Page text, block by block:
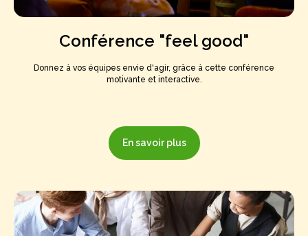
Conférence "feel good"
Donnez à vos équipes envie d'agir, grâce à cette conférence
motivante et interactive.
En savoir plus